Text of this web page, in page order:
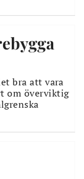
bra att vara
om överviktig